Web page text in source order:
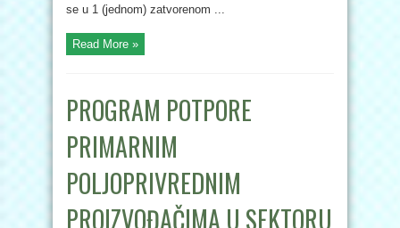
se u 1 (jednom) zatvorenom ...
Read More »
PROGRAM POTPORE
PRIMARNIM
POLJOPRIVREDNIM
PROIZVOĐAČIMA U SEKTORU